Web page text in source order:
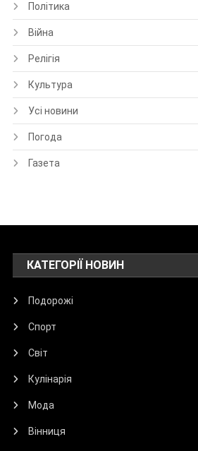
Політика
Війна
Релігія
Культура
Усі новини
Погода
Газета
КАТЕГОРІЇ НОВИН
Подорожі
Спорт
Світ
Кулінарія
Мода
Вінниця